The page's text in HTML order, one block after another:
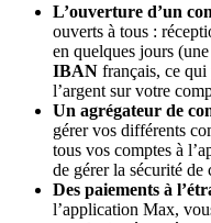
L’ouverture d’un
ouverts à tous :
en quelques jours
IBAN français, ce
l’argent sur votre
Un agrégateur de
gérer vos différents
tous vos comptes à
de gérer la sécurité de
Des paiements à
l’application Max,